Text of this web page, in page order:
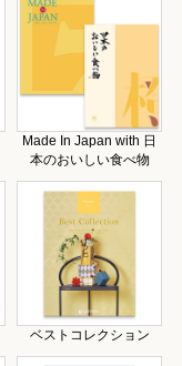
Made In Japan with 日
本のおいしい食べ物
ベストコレクション